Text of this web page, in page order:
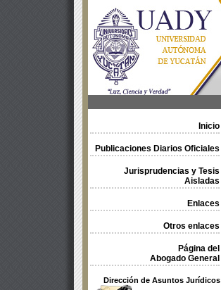
Inicio
Publicaciones Diarios Oficiales
Jurisprudencias y Tesis
Aisladas
Enlaces
Otros enlaces
Página del
Abogado General
Dirección de Asuntos Jurídicos